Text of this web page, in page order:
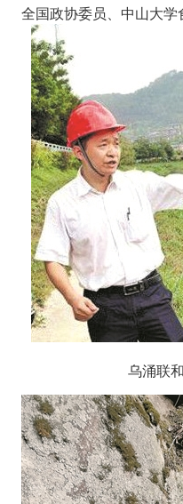
全国政协委员、中山大
乌涌联